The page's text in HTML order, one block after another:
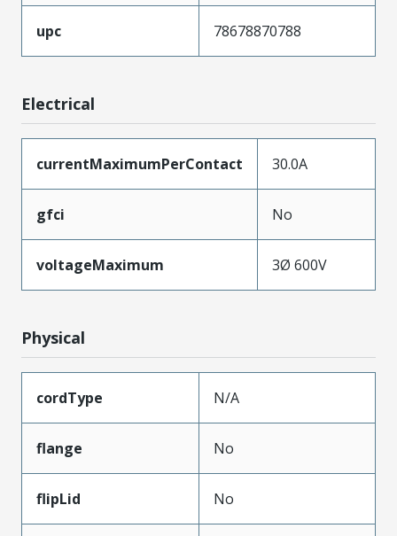
upc 78678870788
Electrical
currentMaximumPerContact 30.0A
gfci No
voltageMaximum 3Ø 600V
Physical
cordType N/A
flange No
flipLid No